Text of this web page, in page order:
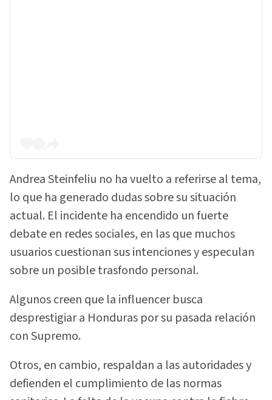
Andrea Steinfeliu no ha vuelto a referirse al tema,
lo que ha generado dudas sobre su situación
actual. El incidente ha encendido un fuerte
debate en redes sociales, en las que muchos
usuarios cuestionan sus intenciones y especulan
sobre un posible trasfondo personal.
Algunos creen que la influencer busca
desprestigiar a Honduras por su pasada relación
con Supremo.
Otros, en cambio, respaldan a las autoridades y
defienden el cumplimiento de las normas